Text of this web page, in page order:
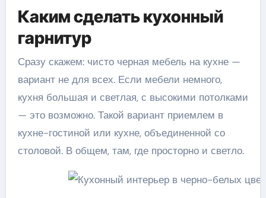
Каким сделать кухонный
гарнитур
Сразу скажем: чисто черная мебель на кухне —
вариант не для всех. Если мебели немного,
кухня большая и светлая, с высокими потолками
— это возможно. Такой вариант приемлем в
кухне-гостиной или кухне, объединенной со
столовой. В общем, там, где просторно и светло.